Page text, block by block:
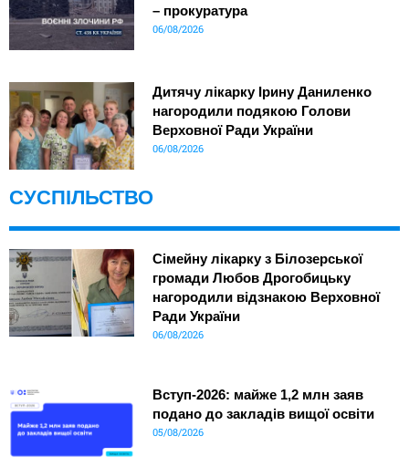
– прокуратура
06/08/2026
Дитячу лікарку Ірину Даниленко
нагородили подякою Голови
Верховної Ради України
06/08/2026
СУСПІЛЬСТВО
Сімейну лікарку з Білозерської
громади Любов Дрогобицьку
нагородили відзнакою Верховної
Ради України
06/08/2026
Вступ-2026: майже 1,2 млн заяв
подано до закладів вищої освіти
05/08/2026